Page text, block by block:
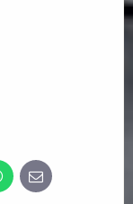
E-
mail